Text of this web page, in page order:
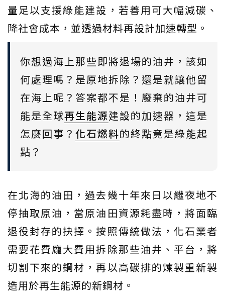
量足以支援綠能建設，若善用可大幅減碳、
降社會成本，並透過材料再設計加速轉型。
你想過海上那些即將退場的油井，該如
何處理嗎？是原地拆除？還是就讓他留
在海上呢？答案都不是！廢棄的油井可
能是全球再生能源建設的加速器，這是
怎麼回事？ 化石燃料的終點竟是綠能起
點？
在北海的油田，過去幾十年來日以繼夜地不
停抽取原油，當原油田資源耗盡時，將面臨
退役封存的抉擇。按照傳統做法，化石業者
需要花費龐大費用拆除那些油井、平台，將
切割下來的鋼材，再以高碳排的煉製重新製
造用於再生能源的新鋼材。